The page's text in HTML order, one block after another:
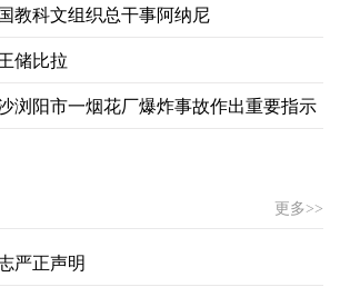
教科文组织总干事阿纳尼
储比拉
浏阳市一烟花厂爆炸事故作出重要指示
更多>>
严正声明